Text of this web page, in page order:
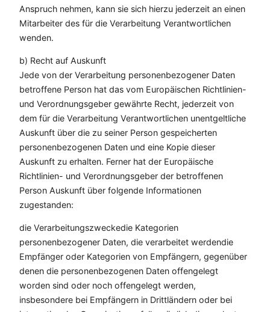
Anspruch nehmen, kann sie sich hierzu jederzeit an einen
Mitarbeiter des für die Verarbeitung Verantwortlichen
wenden.
b) Recht auf Auskunft
Jede von der Verarbeitung personenbezogener Daten
betroffene Person hat das vom Europäischen Richtlinien-
und Verordnungsgeber gewährte Recht, jederzeit von
dem für die Verarbeitung Verantwortlichen unentgeltliche
Auskunft über die zu seiner Person gespeicherten
personenbezogenen Daten und eine Kopie dieser
Auskunft zu erhalten. Ferner hat der Europäische
Richtlinien- und Verordnungsgeber der betroffenen
Person Auskunft über folgende Informationen
zugestanden:
die Verarbeitungszweckedie Kategorien
personenbezogener Daten, die verarbeitet werdendie
Empfänger oder Kategorien von Empfängern, gegenüber
denen die personenbezogenen Daten offengelegt
worden sind oder noch offengelegt werden,
insbesondere bei Empfängern in Drittländern oder bei